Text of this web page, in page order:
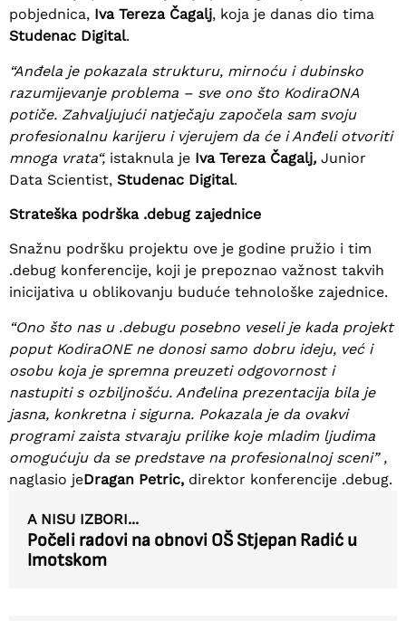
pobjednica, Iva Tereza Čagalj, koja je danas dio tima
Studenac Digital.
“Anđela je pokazala strukturu, mirnoću i dubinsko
razumijevanje problema – sve ono što KodiraONA
potiče. Zahvaljujući natječaju započela sam svoju
profesionalnu karijeru i vjerujem da će i Anđeli otvoriti
mnoga vrata“, istaknula je Iva Tereza Čagalj, Junior
Data Scientist, Studenac Digital.
Strateška podrška .debug zajednice
Snažnu podršku projektu ove je godine pružio i tim
.debug konferencije, koji je prepoznao važnost takvih
inicijativa u oblikovanju buduće tehnološke zajednice.
“Ono što nas u .debugu posebno veseli je kada projekt
poput KodiraONE ne donosi samo dobru ideju, već i
osobu koja je spremna preuzeti odgovornost i
nastupiti s ozbiljnošću. Anđelina prezentacija bila je
jasna, konkretna i sigurna. Pokazala je da ovakvi
programi zaista stvaraju prilike koje mladim ljudima
omogućuju da se predstave na profesionalnoj sceni” ,
naglasio jeDragan Petric, direktor konferencije .debug.
A NISU IZBORI...
Počeli radovi na obnovi OŠ Stjepan Radić u
Imotskom